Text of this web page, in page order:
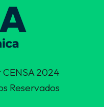
2024
Reservados